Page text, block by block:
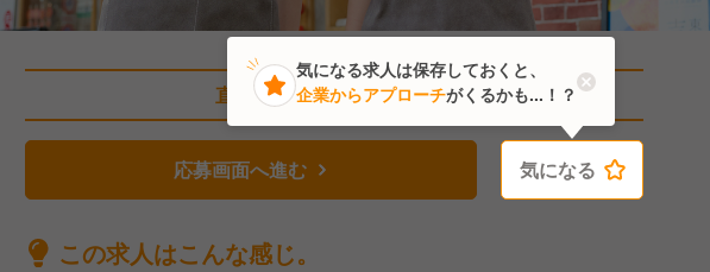
直近6人がこの求人を検討中
応募画面へ進む 気になる
この求人はこんな感じ。
気になる
気になる求人は保存しておくと、
企業からアプローチがくるかも...！？